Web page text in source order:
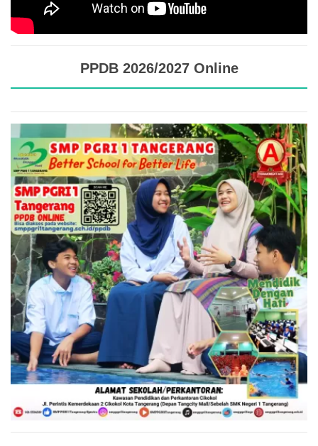
PPDB 2026/2027 Online